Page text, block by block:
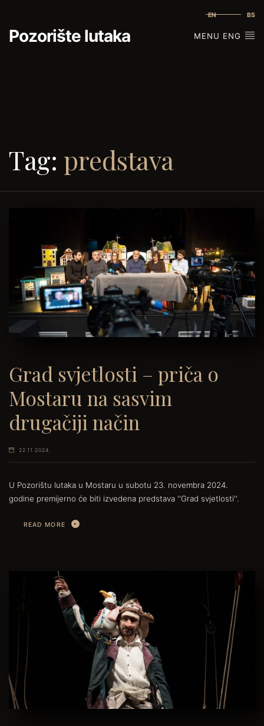
EN BS
Pozorište lutaka MENU ENG
Tag: predstava
Grad svjetlosti – priča o
Mostaru na sasvim
drugačiji način
22.11.2024.
U Pozorištu lutaka u Mostaru u subotu 23. novembra 2024.
godine premijerno će biti izvedena predstava ''Grad svjetlosti''.
READ MORE